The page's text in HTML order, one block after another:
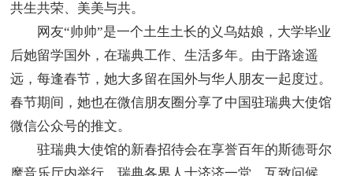
共生共荣、美美与共。
网友“帅帅”是一个土生土长的义乌姑娘，大学毕业
后她留学国外，在瑞典工作、生活多年。由于路途遥
远，每逢春节，她大多留在国外与华人朋友一起度过。
春节期间，她也在微信朋友圈分享了中国驻瑞典大使馆
微信公众号的推文。
驻瑞典大使馆的新春招待会在享誉百年的斯德哥尔